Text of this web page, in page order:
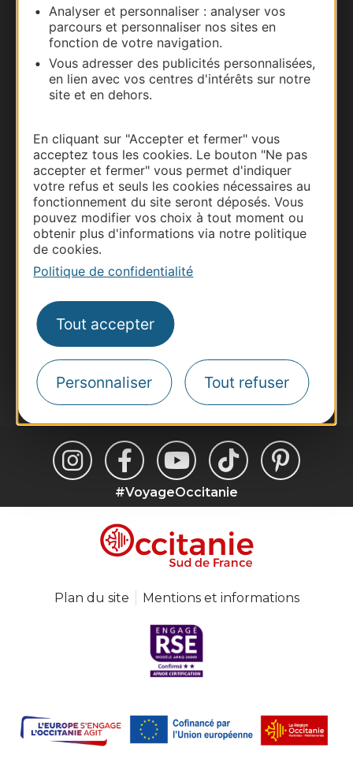
Analyser et personnaliser : analyser vos
parcours et personnaliser nos sites en
fonction de votre navigation.
Vous adresser des publicités personnalisées,
en lien avec vos centres d'intérêts sur notre
site et en dehors.
En cliquant sur "Accepter et fermer" vous
acceptez tous les cookies. Le bouton "Ne pas
accepter et fermer" vous permet d'indiquer
votre refus et seuls les cookies nécessaires au
fonctionnement du site seront déposés. Vous
pouvez modifier vos choix à tout moment ou
obtenir plus d'informations via notre politique
de cookies.
Politique de confidentialité
Tout accepter
Personnaliser Tout refuser
Thermalisme
Business/Mice
Pros d'Occitanie
Site presse et d'influence
Voyagistes
Inscrivez-vous à la lettre d'information
Destination Occitanie pour recevoir des
suggestions de séjours, de visites et de sorties.
Je m'abonne
#VoyageOccitanie
Plan du site Mentions et informations